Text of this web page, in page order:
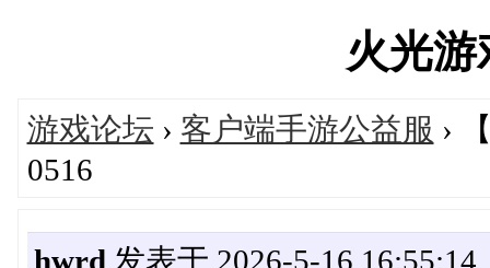
火光
游戏论坛 › 客户端手游公益服 ›
0516
hwrd 发表于 2026-5-16 16:55:14